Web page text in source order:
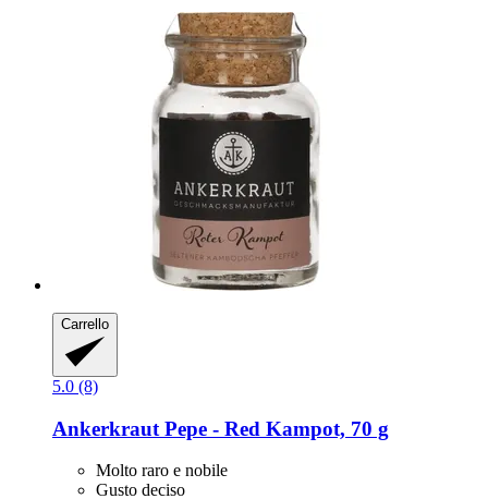
Carrello
5.0 (8)
Ankerkraut Pepe -​ Red Kampot, 70 g
Molto raro e nobile
Gusto deciso